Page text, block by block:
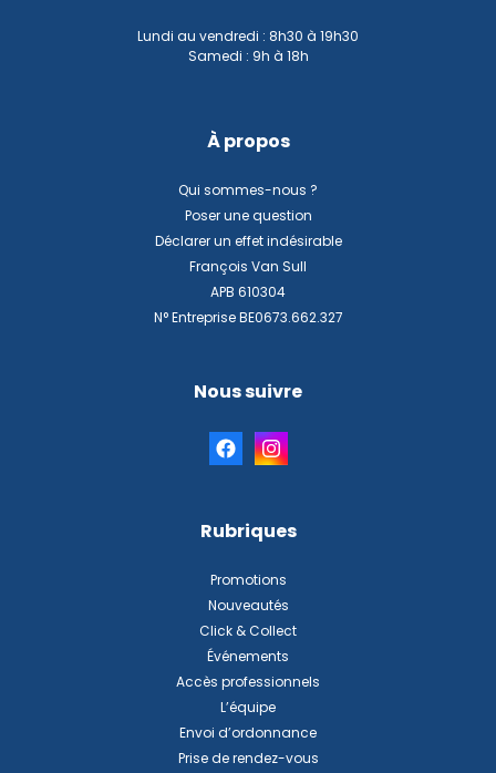
Lundi au vendredi : 8h30 à 19h30
Samedi : 9h à 18h
À propos
Qui sommes-nous ?
Poser une question
Déclarer un effet indésirable
François Van Sull
APB 610304
N° Entreprise BE0673.662.327
Nous suivre
Rubriques
Promotions
Nouveautés
Click & Collect
Événements
Accès professionnels
L’équipe
Envoi d’ordonnance
Prise de rendez-vous